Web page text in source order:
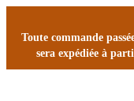
Toute commande
sera expédiée à